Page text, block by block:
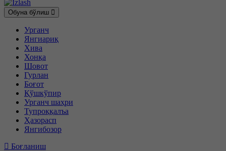
Обуна бўлиш
Урганч
Янгиариқ
Хива
Хонқа
Шовот
Гурлан
Боғот
Қўшкўпир
Урганч шаҳри
Тупроққалъа
Ҳазорасп
Янгибозор
Боғланиш